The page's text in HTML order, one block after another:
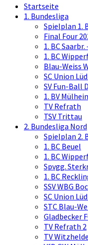
Startseite
1. Bundesliga
Spielplan 1.
Final Four
1. BC
1. BC
Blau-Weiss
SC Union
SV Fun-Ball
1. BV
TV Refrath
TSV Trittau
2. Bundesliga Nord
Spielplan 2.
1. BC Beuel
1. BC
Spvgg.
1. BC
SSV WBG
SC Union
STC Blau-
Gladbecker
TV Refrath 2
TV